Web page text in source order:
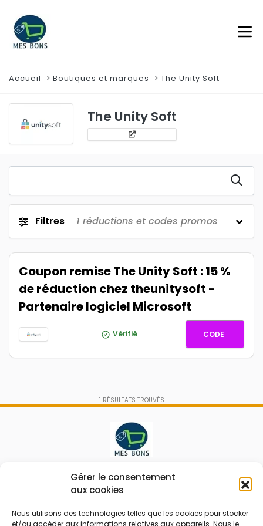
Gérer le consentement
aux cookies
Nous utilisons des technologies telles que les cookies pour stocker
et/ou accéder aux informations relatives aux appareils. Nous le
Accueil Boutiques et marques The Unity Soft
The Unity Soft
Filtres 1 réductions et codes promos
Coupon remise The Unity Soft : 15 %
de réduction chez theunitysoft -
Partenaire logiciel Microsoft
Vérifié UNITY15
CODE
1 RÉSULTATS TROUVÉS
Le prix peut être réduit !